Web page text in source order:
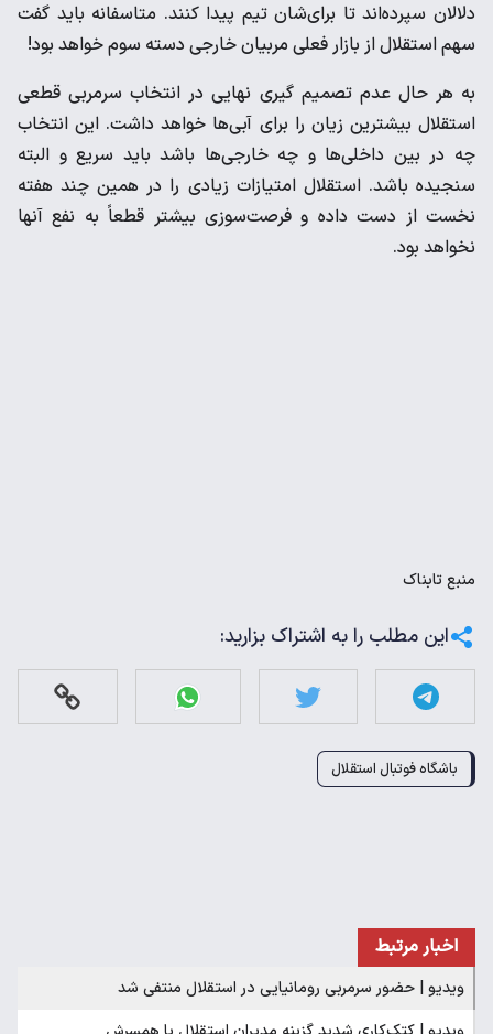
دلالان سپرده‌اند تا برای‌شان تیم پیدا کنند. متاسفانه باید گفت
سهم استقلال از بازار فعلی مربیان خارجی دسته سوم خواهد بود!
به هر حال عدم تصمیم گیری نهایی در انتخاب سرمربی قطعی
استقلال بیشترین زیان را برای آبی‌ها خواهد داشت. این انتخاب
چه در بین داخلی‌ها و چه خارجی‌ها باشد باید سریع و البته
سنجیده باشد. استقلال امتیازات زیادی را در همین چند هفته
نخست از دست داده و فرصت‌سوزی بیشتر قطعاً به نفع آنها
نخواهد بود.
منبعتابناک
این مطلب را به اشتراک بزارید:
باشگاه فوتبال استقلال
اخبار مرتبط
ویدیو | حضور سرمربی رومانیایی در استقلال منتفی شد